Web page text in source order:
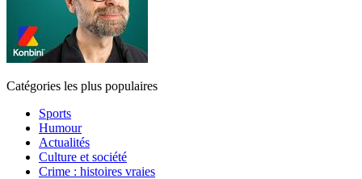
Catégories les plus populaires
Sports
Humour
Actualités
Culture et société
Crime : histoires vraies